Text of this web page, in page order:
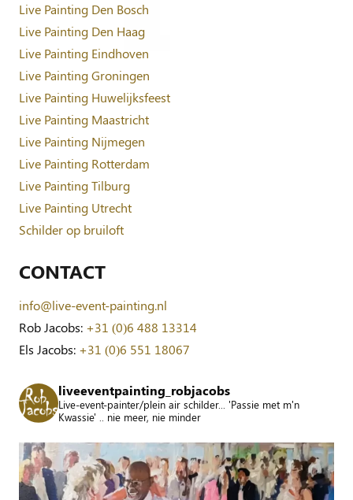
Live Painting Den Bosch
Live Painting Den Haag
Live Painting Eindhoven
Live Painting Groningen
Live Painting Huwelijksfeest
Live Painting Maastricht
Live Painting Nijmegen
Live Painting Rotterdam
Live Painting Tilburg
Live Painting Utrecht
Schilder op bruiloft
CONTACT
info@live-event-painting.nl
Rob Jacobs: +31 (0)6 488 13314
Els Jacobs: +31 (0)6 551 18067
liveeventpainting_robjacobs
Live-event-painter/plein air schilder... 'Passie met m'n
Kwassie' .. nie meer, nie minder